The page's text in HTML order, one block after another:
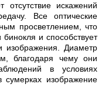
отсутствие искажений
Все оптические
просветлением, что
и способствует
изображения. Диаметр
благодаря чему они
в условиях
сумерках изображение